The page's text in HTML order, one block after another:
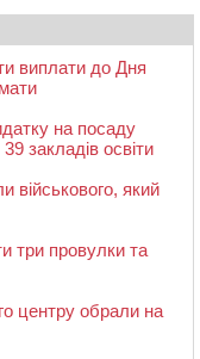
виплати до Дня
на посаду
закладів освіти
військового, який
три провулки та
центру обрали на